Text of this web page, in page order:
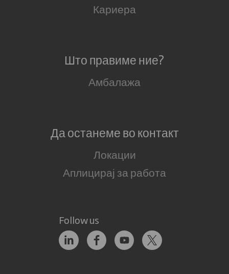
Кариера
Што правиме ние?
Амбалажа
Да останеме во контакт
Локации
Аплицирај за работа
Follow us